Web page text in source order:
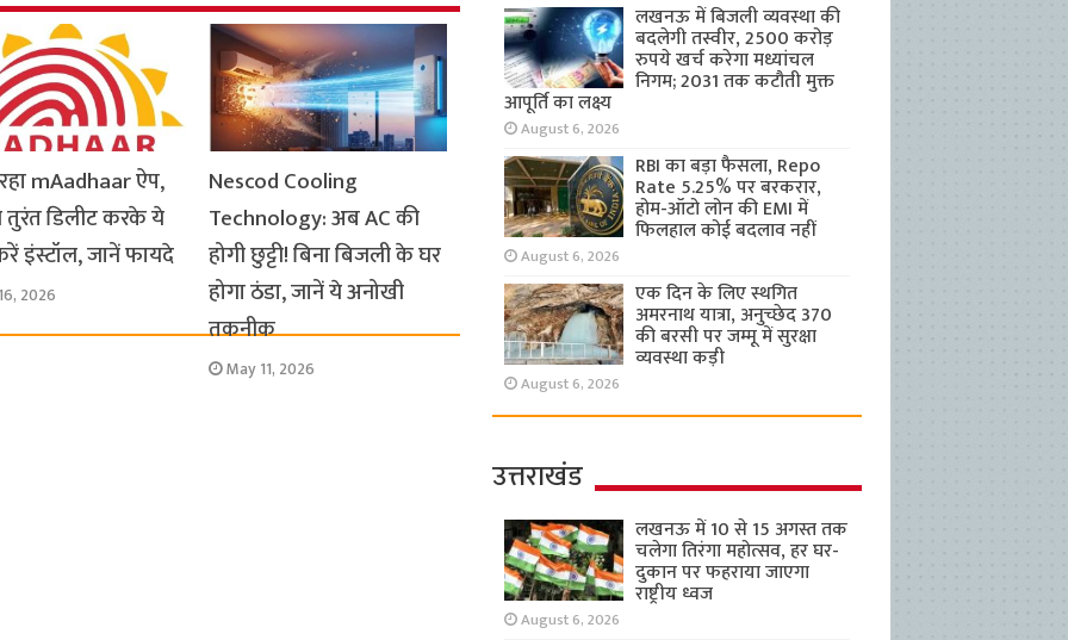
mAadhaar ऐप,
डिलीट करके ये
इंस्टॉल, जानें फायदे
2026
Nescod Cooling
Technology: अब AC की
होगी छुट्टी! बिना बिजली के घर
होगा ठंडा, जानें ये अनोखी
तकनीक
May 11, 2026
लखनऊ में बिजली व्यवस्था की
बदलेगी तस्वीर, 2500 करोड़
रुपये खर्च करेगा मध्यांचल
निगम; 2031 तक कटौती मुक्त
आपूर्ति का लक्ष्य
August 6, 2026
RBI का बड़ा फैसला, Repo
Rate 5.25% पर बरकरार,
होम-ऑटो लोन की EMI में
फिलहाल कोई बदलाव नहीं
August 6, 2026
एक दिन के लिए स्थगित
अमरनाथ यात्रा, अनुच्छेद 370
की बरसी पर जम्मू में सुरक्षा
व्यवस्था कड़ी
August 6, 2026
उत्तराखंड
लखनऊ में 10 से 15 अगस्त तक
चलेगा तिरंगा महोत्सव, हर घर-
दुकान पर फहराया जाएगा
राष्ट्रीय ध्वज
August 6, 2026